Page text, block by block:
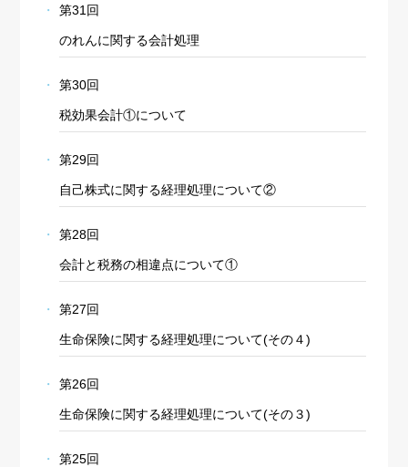
第31回
のれんに関する会計処理
第30回
税効果会計①について
第29回
自己株式に関する経理処理について②
第28回
会計と税務の相違点について①
第27回
生命保険に関する経理処理について(その４)
第26回
生命保険に関する経理処理について(その３)
第25回